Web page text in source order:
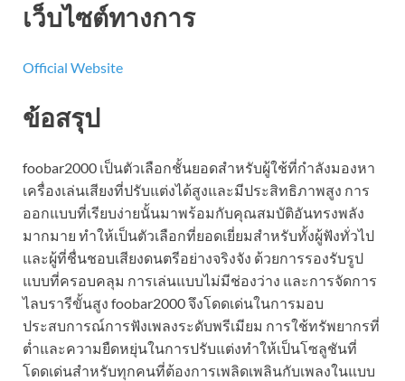
เว็บไซต์ทางการ
Official Website
ข้อสรุป
foobar2000 เป็นตัวเลือกชั้นยอดสำหรับผู้ใช้ที่กำลังมองหา
เครื่องเล่นเสียงที่ปรับแต่งได้สูงและมีประสิทธิภาพสูง การ
ออกแบบที่เรียบง่ายนั้นมาพร้อมกับคุณสมบัติอันทรงพลัง
มากมาย ทำให้เป็นตัวเลือกที่ยอดเยี่ยมสำหรับทั้งผู้ฟังทั่วไป
และผู้ที่ชื่นชอบเสียงดนตรีอย่างจริงจัง ด้วยการรองรับรูป
แบบที่ครอบคลุม การเล่นแบบไม่มีช่องว่าง และการจัดการ
ไลบรารีขั้นสูง foobar2000 จึงโดดเด่นในการมอบ
ประสบการณ์การฟังเพลงระดับพรีเมียม การใช้ทรัพยากรที่
ต่ำและความยืดหยุ่นในการปรับแต่งทำให้เป็นโซลูชันที่
โดดเด่นสำหรับทุกคนที่ต้องการเพลิดเพลินกับเพลงในแบบ